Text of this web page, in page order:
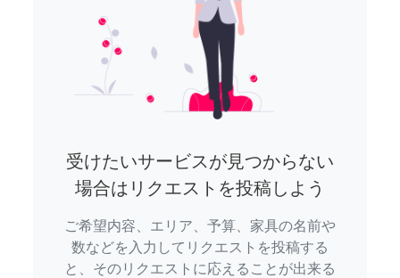
受けたいサービスが見つからない
場合はリクエストを投稿しよう
ご希望内容、エリア、予算、家具の名前や
数などを入力してリクエストを投稿する
と、そのリクエストに応えることが出来る